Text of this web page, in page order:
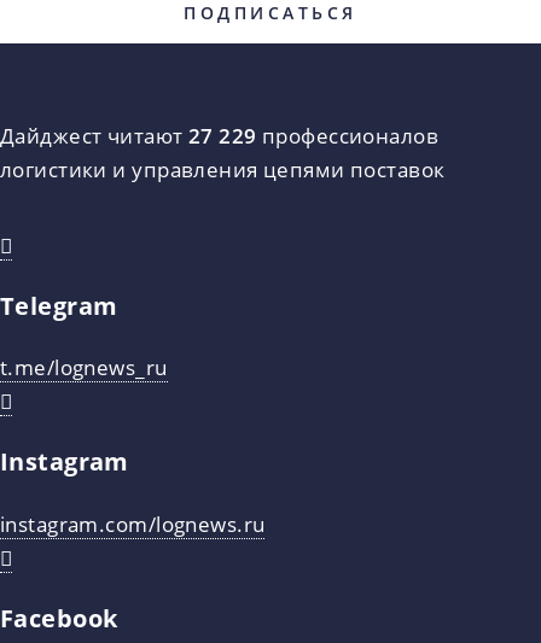
Дайджест читают 27 229 профессионалов
логистики и управления цепями поставок
Telegram
t.me/lognews_ru
Instagram
instagram.com/lognews.ru
Facebook